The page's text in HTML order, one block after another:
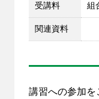
受講料 組
関連資料
講習への参加を